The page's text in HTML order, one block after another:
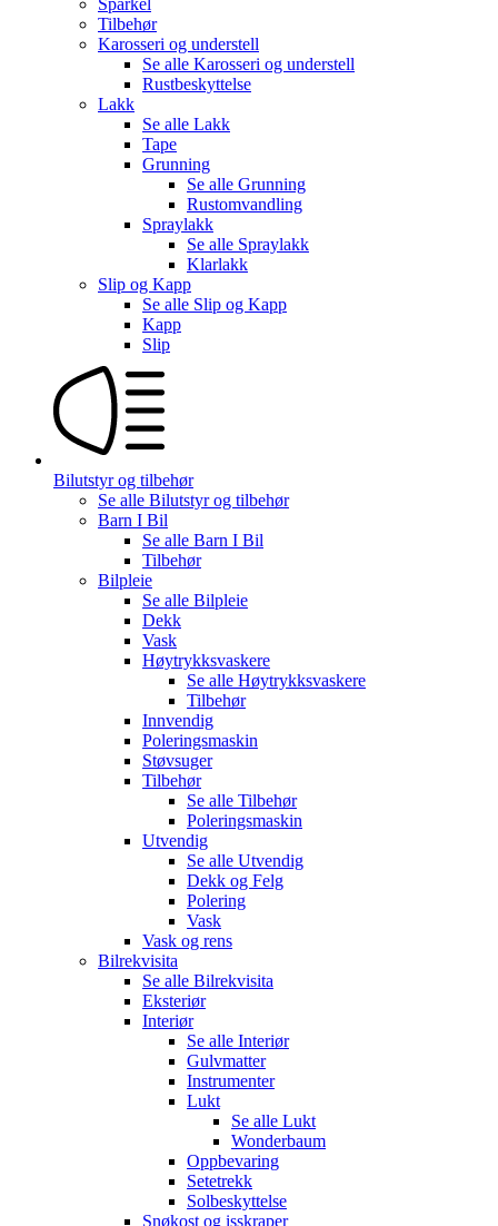
Tilbehør
Karosseri og understell
Se alle Karosseri og understell
Rustbeskyttelse
Lakk
Se alle Lakk
Tape
Grunning
Se alle Grunning
Rustomvandling
Spraylakk
Se alle Spraylakk
Klarlakk
Slip og Kapp
Se alle Slip og Kapp
Kapp
Slip
Bilutstyr og tilbehør
Se alle Bilutstyr og tilbehør
Barn I Bil
Se alle Barn I Bil
Tilbehør
Bilpleie
Se alle Bilpleie
Dekk
Vask
Høytrykksvaskere
Se alle Høytrykksvaskere
Tilbehør
Innvendig
Poleringsmaskin
Støvsuger
Tilbehør
Se alle Tilbehør
Poleringsmaskin
Utvendig
Se alle Utvendig
Dekk og Felg
Polering
Vask
Vask og rens
Bilrekvisita
Se alle Bilrekvisita
Eksteriør
Interiør
Se alle Interiør
Gulvmatter
Instrumenter
Lukt
Se alle Lukt
Wonderbaum
Oppbevaring
Setetrekk
Solbeskyttelse
Snøkost og isskraper